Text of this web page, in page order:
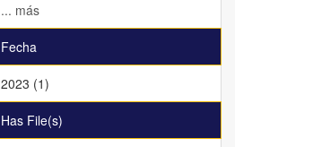
... más
Fecha
2023 (1)
Has File(s)